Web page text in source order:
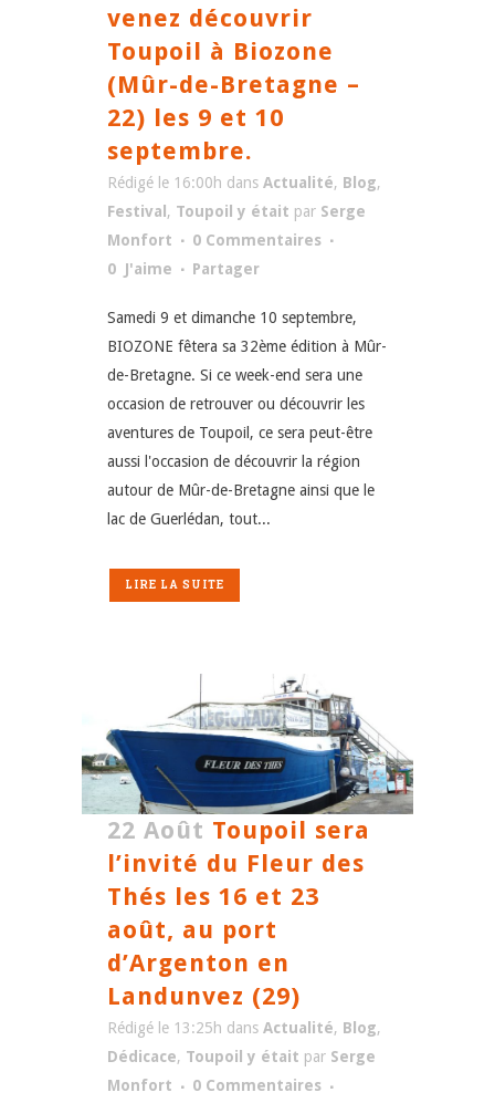
venez découvrir
Toupoil à Biozone
(Mûr-de-Bretagne –
22) les 9 et 10
septembre.
Rédigé le 16:00h dans Actualité, Blog,
Festival, Toupoil y était par Serge
Monfort
0 Commentaires
0 J'aime Partager
Samedi 9 et dimanche 10 septembre,
BIOZONE fêtera sa 32ème édition à Mûr-
de-Bretagne. Si ce week-end sera une
occasion de retrouver ou découvrir les
aventures de Toupoil, ce sera peut-être
aussi l'occasion de découvrir la région
autour de Mûr-de-Bretagne ainsi que le
lac de Guerlédan, tout...
LIRE LA SUITE
22 Août Toupoil sera
l’invité du Fleur des
Thés les 16 et 23
août, au port
d’Argenton en
Landunvez (29)
Rédigé le 13:25h dans Actualité, Blog,
Dédicace, Toupoil y était par Serge
Monfort
0 Commentaires